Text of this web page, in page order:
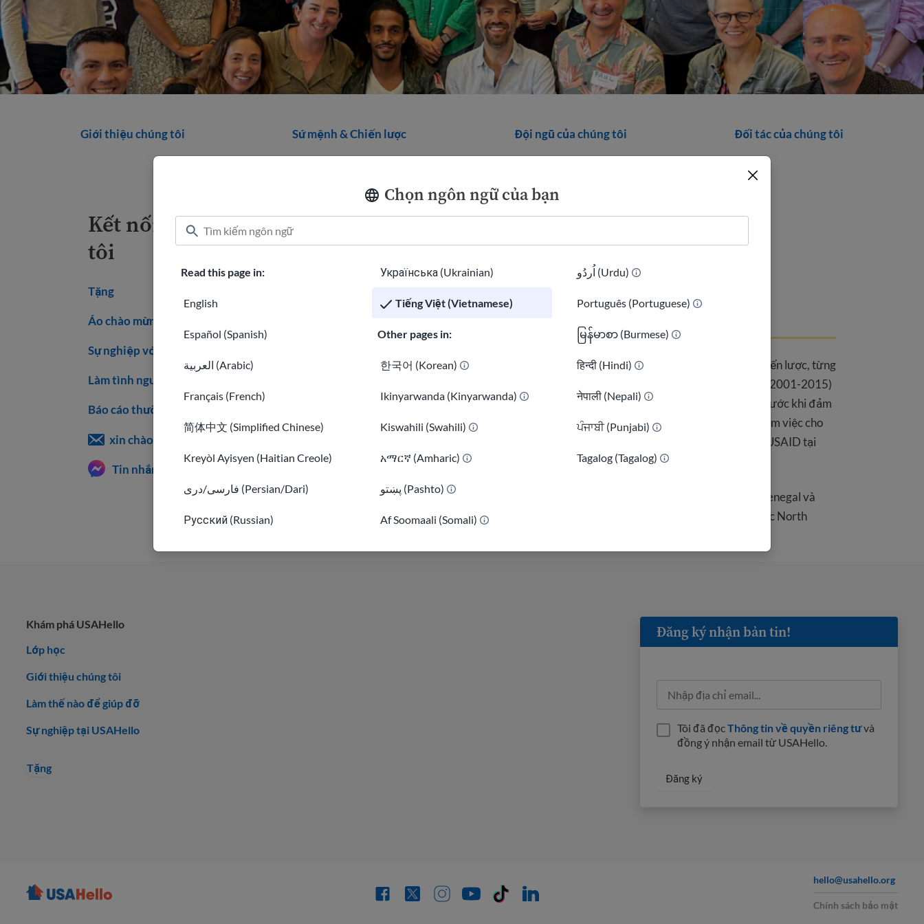
Chọn ngôn ngữ của bạn
Read this page in:
English
Español (Spanish)
العربية (Arabic)
Français (French)
简体中文 (Simplified Chinese)
Kreyòl Ayisyen (Haitian Creole)
فارسی/دری (Persian/Dari)
Русский (Russian)
Українська (Ukrainian)
Tiếng Việt (Vietnamese)
Other pages in:
한국어 (Korean)
Ikinyarwanda (Kinyarwanda)
Kiswahili (Swahili)
አማርኛ (Amharic)
پښتو (Pashto)
Af Soomaali (Somali)
اُردُو (Urdu)
Português (Portuguese)
မြန်မာစာ (Burmese)
हिन्दी (Hindi)
नेपाली (Nepali)
ਪੰਜਾਬੀ (Punjabi)
Tagalog (Tagalog)
Giới thiệu chúng tôi Sứ mệnh & Chiến lược Đội ngũ của chúng tôi Đối tác của chúng tôi
Sarah Davis
Priest
Thành viên Hội đồng quản trị | Abbott Laboratories
Sarah là chuyên gia kinh doanh và lập kế hoạch chiến lược, từng
lãnh đạo nhiều dự án và nhóm lớn tại John Deere (2001-2015)
và công ty hiện tại của cô, Abbott Laboratories. Trước khi đảm
nhiệm những vai trò này trong công ty, Sarah đã làm việc cho
một tổ chức phi chính phủ Châu Phi cũng như cho USAID tại
Washington DC.
Sarah đã từng sống và làm việc ở nước ngoài tại Senegal và
Brazil. Cô có bằng Cử nhân Nghệ thuật của Đại học North
Kết nối với chúng
tôi
Tặng
Áo chào mừng
Sự nghiệp với USAHello
Làm tình nguyện với chúng tôi
Báo cáo thường niên
xin chào@usahello.org
Tin nhắn Facebook
Khám phá USAHello
Lớp học
Giới thiệu chúng tôi
Làm thế nào để giúp đỡ
Sự nghiệp tại USAHello
Tặng
Đăng ký nhận bản tin!
Tôi đã đọcThông tin về quyền riêng tưvà
đồng ý nhận email từ USAHello.
hello@usahello.org
Chính sách bảo mật